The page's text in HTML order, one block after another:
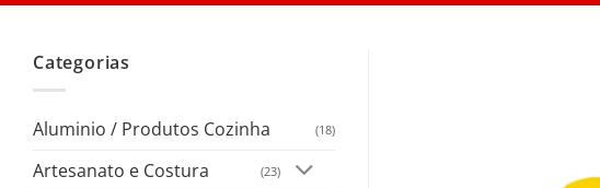
Categorias
Aluminio / Produtos Cozinha (18)
Artesanato e Costura (23)